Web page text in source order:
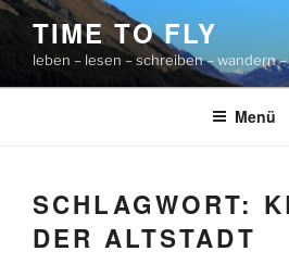
Zum
springen
TIME TO FLY
leben – lesen – schreiben – wandern
Menü
SCHLAGWORT:
DER ALTSTADT